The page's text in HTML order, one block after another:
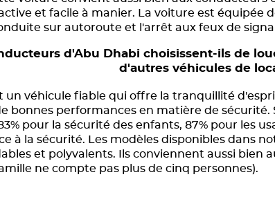
et facile à manier. La voiture est équipée
sur autoroute et l'arrêt aux feux de
d'Abu Dhabi choisissent-ils de
d'autres véhicules de
un véhicule fiable qui offre la tranquillité
bonnes performances en matière de sécurité.
pour la sécurité des enfants, 87% pour les
à la sécurité. Les modèles disponibles dans
et polyvalents. Ils conviennent aussi bien
ne compte pas plus de cinq personnes).